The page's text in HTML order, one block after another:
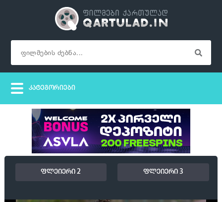
ფლეიერი 2 ფლეიერი 3